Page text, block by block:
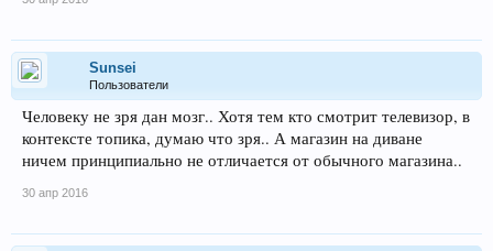
Sunsei
Пользователи
Человеку не зря дан мозг.. Хотя тем кто смотрит телевизор, в
контексте топика, думаю что зря.. А магазин на диване
ничем принципиально не отличается от обычного магазина..
30 апр 2016